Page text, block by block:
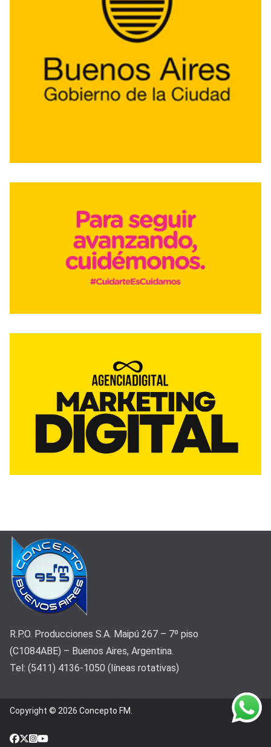
R.P.O. Producciones S.A. Maipú 267 – 7º piso
(C1084ABE) – Buenos Aires, Argentina.
Tel: (5411) 4136-1050 (líneas rotativas)
Copyright © 2026 Concepto FM